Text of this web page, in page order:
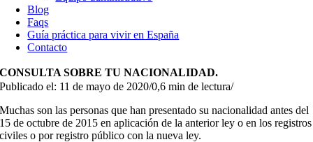
Blog
Faqs
Guía práctica para vivir en España
Contacto
CONSULTA SOBRE TU NACIONALIDAD.
Publicado el: 11 de mayo de 2020/0,6 min de lectura/
Muchas son las personas que han presentado su nacionalidad antes del
15 de octubre de 2015 en aplicación de la anterior ley o en los registros
civiles o por registro público con la nueva ley.